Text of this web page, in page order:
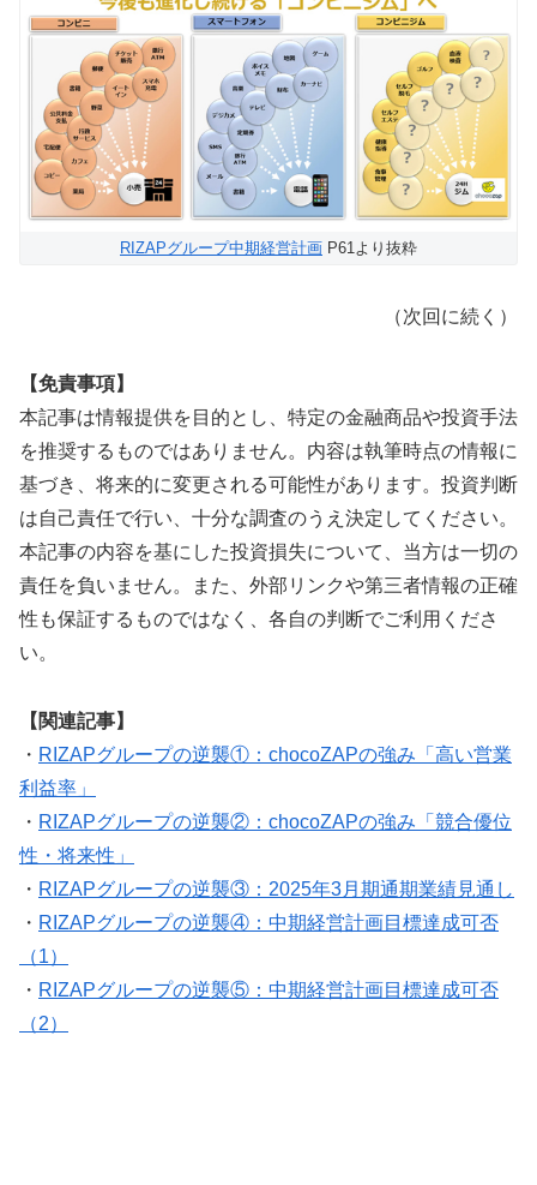
RIZAPグループ中期経営計画 P61より抜粋
（次回に続く）
【免責事項】
本記事は情報提供を目的とし、特定の金融商品や投資手法
を推奨するものではありません。内容は執筆時点の情報に
基づき、将来的に変更される可能性があります。投資判断
は自己責任で行い、十分な調査のうえ決定してください。
本記事の内容を基にした投資損失について、当方は一切の
責任を負いません。また、外部リンクや第三者情報の正確
性も保証するものではなく、各自の判断でご利用くださ
い。
【関連記事】
・ RIZAPグループの逆襲①：chocoZAPの強み「高い営業
利益率」
・ RIZAPグループの逆襲②：chocoZAPの強み「競合優位
性・将来性」
・ RIZAPグループの逆襲③：2025年3月期通期業績見通し
・ RIZAPグループの逆襲④：中期経営計画目標達成可否
（1）
・ RIZAPグループの逆襲⑤：中期経営計画目標達成可否
（2）